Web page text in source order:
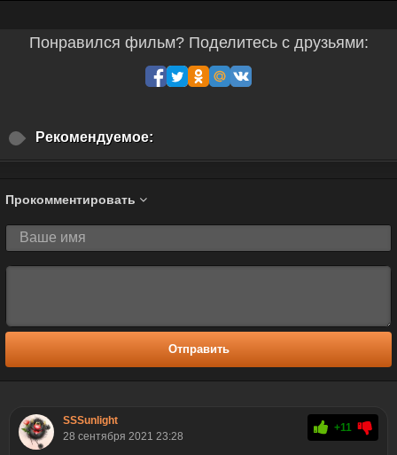
Понравился фильм? Поделитесь с друзьями:
Рекомендуемое:
Прокомментировать
Отправить
SSSunlight
28 сентября 2021 23:28
+11